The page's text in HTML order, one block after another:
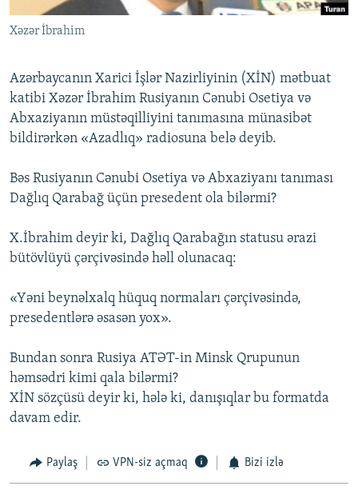
İZ - MƏDƏNIYYƏT PROQRAMI
MATERIALLARIMIZDAN ISTIFADƏ
AZADLIQRADIOSU MOBIL TELEFONUNUZDA
XƏBƏR BÜLLETENLƏRIMIZ
RFE/RL-in bütün saytları
Xəzər İbrahim
Azərbaycanın Xarici İşlər Nazirliyinin (XİN) mətbuat
katibi Xəzər İbrahim Rusiyanın Cənubi Osetiya və
Abxaziyanın müstəqilliyini tanımasına münasibət
bildirərkən «Azadlıq» radiosuna belə deyib.
Bəs Rusiyanın Cənubi Osetiya və Abxaziyanı tanıması
Dağlıq Qarabağ üçün presedent ola bilərmi?
X.İbrahim deyir ki, Dağlıq Qarabağın statusu ərazi
bütövlüyü çərçivəsində həll olunacaq:
«Yəni beynəlxalq hüquq normaları çərçivəsində,
presedentlərə əsasən yox».
Bundan sonra Rusiya ATƏT-in Minsk Qrupunun
həmsədri kimi qala bilərmi?
XİN sözçüsü deyir ki, hələ ki, danışıqlar bu formatda
davam edir.
Paylaş VPN-siz açmaq Bizi izlə